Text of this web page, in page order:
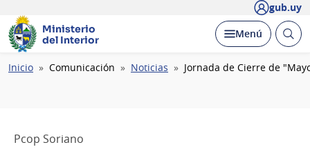
gub.uy
Ministerio
del Interior
Desplegar
Menú Abrir
Ruta
Inicio Comunicación Noticias Jornada de Cierre de
Pcop Soriano